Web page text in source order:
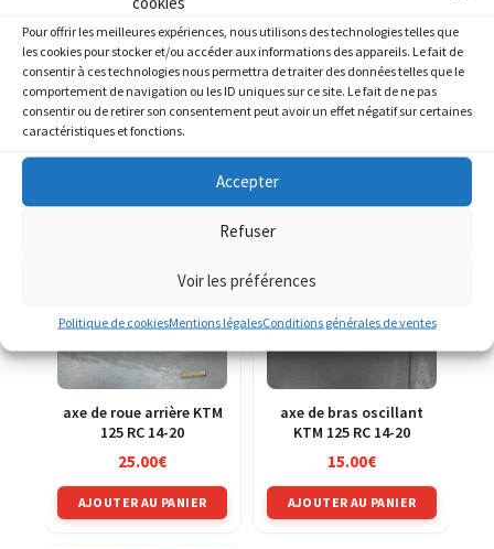
Pour offrir les meilleures expériences, nous utilisons des technologies telles que
les cookies pour stocker et/ou accéder aux informations des appareils. Le fait de
consentir à ces technologies nous permettra de traiter des données telles que le
comportement de navigation ou les ID uniques sur ce site. Le fait de ne pas
consentir ou de retirer son consentement peut avoir un effet négatif sur certaines
caractéristiques et fonctions.
Accepter
Refuser
Voir les préférences
Politique de cookiesMentions légalesConditions générales de ventes
PRODUITS SIMILAIRES
axe de roue arrière KTM
125 RC 14-20
25.00€
AJOUTER AU PANIER
axe de bras oscillant
KTM 125 RC 14-20
15.00€
AJOUTER AU PANIER